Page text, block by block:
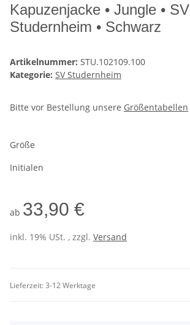
Kapuzenjacke • Jungle • SV
Studernheim • Schwarz
Artikelnummer: STU.102109.100
Kategorie: SV Studernheim
Bitte vor Bestellung unsere Größentabellen
Größe
Initialen
ab 33,90 €
inkl. 19% USt. , zzgl. Versand
Lieferzeit:3-12 Werktage